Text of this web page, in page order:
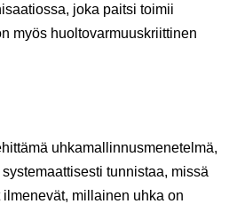
joka paitsi toimii
myös huoltovarmuuskriittinen
uhkamallinnusmenetelmä,
tunnistaa, missä
millainen uhka on